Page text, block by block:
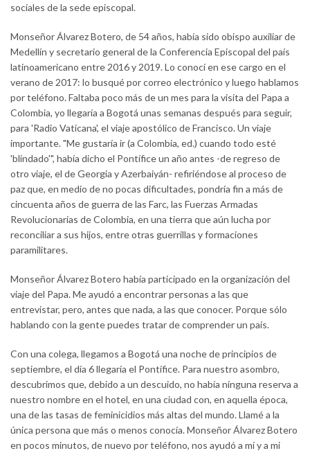
sociales de la sede episcopal.
Monseñor Álvarez Botero, de 54 años, había sido obispo auxiliar de
Medellín y secretario general de la Conferencia Episcopal del país
latinoamericano entre 2016 y 2019. Lo conocí en ese cargo en el
verano de 2017: lo busqué por correo electrónico y luego hablamos
por teléfono. Faltaba poco más de un mes para la visita del Papa a
Colombia, yo llegaría a Bogotá unas semanas después para seguir,
para 'Radio Vaticana', el viaje apostólico de Francisco. Un viaje
importante. "Me gustaría ir (a Colombia, ed.) cuando todo esté
'blindado'", había dicho el Pontífice un año antes -de regreso de
otro viaje, el de Georgia y Azerbaiyán- refiriéndose al proceso de
paz que, en medio de no pocas dificultades, pondría fin a más de
cincuenta años de guerra de las Farc, las Fuerzas Armadas
Revolucionarias de Colombia, en una tierra que aún lucha por
reconciliar a sus hijos, entre otras guerrillas y formaciones
paramilitares.
Monseñor Álvarez Botero había participado en la organización del
viaje del Papa. Me ayudó a encontrar personas a las que
entrevistar, pero, antes que nada, a las que conocer. Porque sólo
hablando con la gente puedes tratar de comprender un país.
Con una colega, llegamos a Bogotá una noche de principios de
septiembre, el día 6 llegaría el Pontífice. Para nuestro asombro,
descubrimos que, debido a un descuido, no había ninguna reserva a
nuestro nombre en el hotel, en una ciudad con, en aquella época,
una de las tasas de feminicidios más altas del mundo. Llamé a la
única persona que más o menos conocía. Monseñor Álvarez Botero
en pocos minutos, de nuevo por teléfono, nos ayudó a mí y a mi